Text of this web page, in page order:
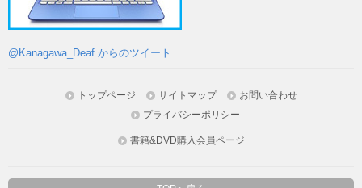
@Kanagawa_Deaf からのツイート
トップページ サイトマップ
お問い合わせ
プライバシーポリシー
書籍&DVD購入会員ページ